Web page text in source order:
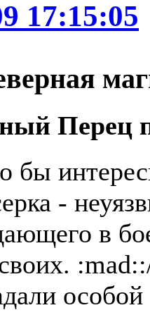
17:15:05
Перец
бы
-
в